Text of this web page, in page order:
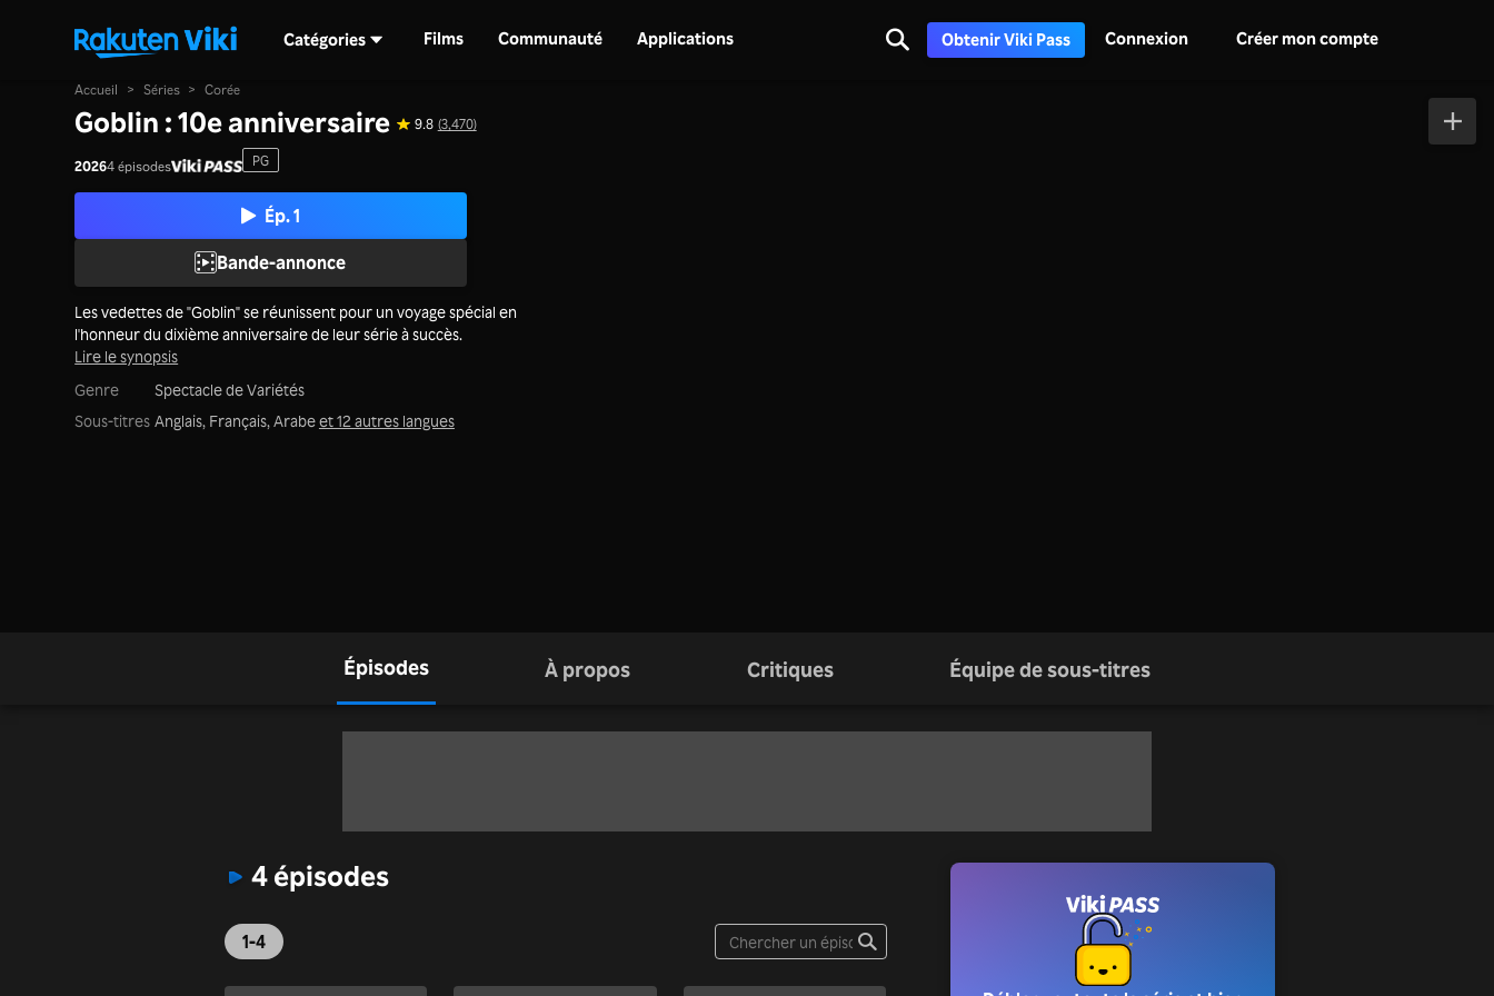
Catégories Films Communauté Applications Obtenir Viki Pass Connexion Créer mon compte
Accueil > Séries > Corée
Goblin : 10e anniversaire 9.8 (3,470)
20264 épisodes PG
Ép. 1
Bande-annonce
Les vedettes de "Goblin" se réunissent pour un voyage spécial en
l'honneur du dixième anniversaire de leur série à succès.
Lire le synopsis
Genre
Spectacle de Variétés
Sous-titres Anglais, Français, Arabeet 12 autres langues
Épisodes À propos Critiques Équipe de sous-titres
4 épisodes
1-4